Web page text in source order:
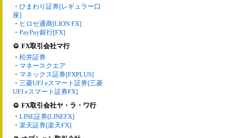
・ ひまわり証券[レギュラー口
座]
・ ヒロセ通商[LION FX]
・ PayPay銀行[FX]
FX取引会社マ行
・ 松井証券
・ マネースクエア
・ マネックス証券[FXPLUS]
・ 三菱UFJ eスマート証券[三菱
UFJ eスマート証券FX]
FX取引会社ヤ・ラ・ワ行
・ LINE証券[LINEFX]
・ 楽天証券[楽天FX]